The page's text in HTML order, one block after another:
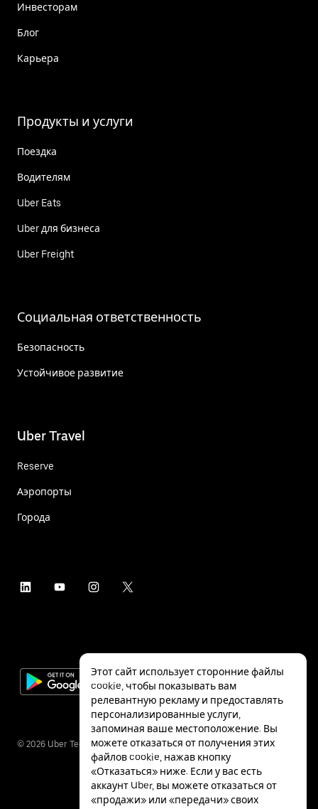
Инвесторам
Блог
Карьера
Продукты и услуги
Поездка
Водителям
Uber Eats
Uber для бизнеса
Uber Freight
Социальная ответственность
Безопасность
Устойчивое развитие
Uber Travel
Reserve
Аэропорты
Города
© 2026 Uber Technologies Inc.
Этот сайт использует сторонние файлы
cookie, чтобы показывать вам
релевантную рекламу и предоставлять
персонализированные услуги,
запоминая ваше местоположение. Вы
можете отказаться от получения этих
файлов cookie, нажав кнопку
«Отказаться» ниже. Если у вас есть
аккаунт Uber, вы можете отказаться от
«продажи» или «передачи» своих